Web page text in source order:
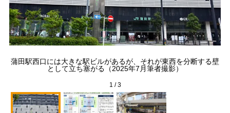
蒲田駅西口には大きな駅ビルがあるが、それが東西を分断する壁
として立ち塞がる（2025年7月筆者撮影）
1 /3